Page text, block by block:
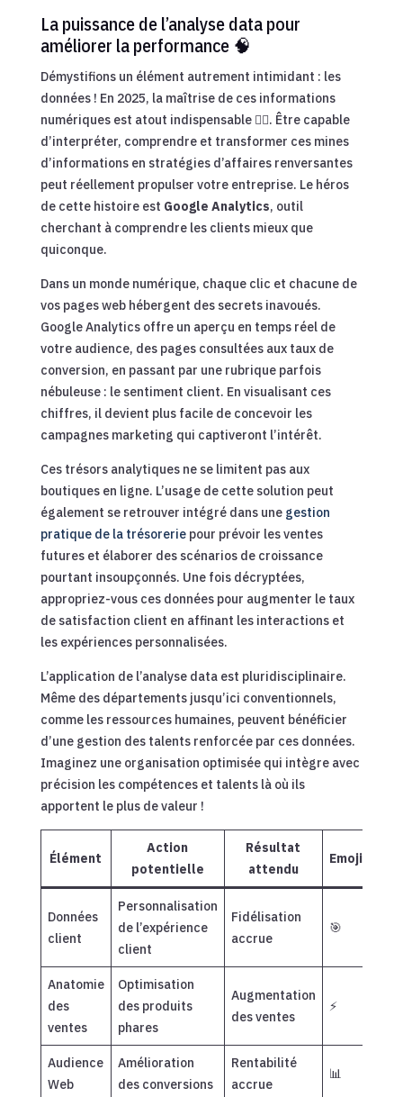
La puissance de l’analyse data pour
améliorer la performance 🧠
Démystifions un élément autrement intimidant : les
données ! En 2025, la maîtrise de ces informations
numériques est atout indispensable 🕵️‍♂️. Être capable
d’interpréter, comprendre et transformer ces mines
d’informations en stratégies d’affaires renversantes
peut réellement propulser votre entreprise. Le héros
de cette histoire est Google Analytics, outil
cherchant à comprendre les clients mieux que
quiconque.
Dans un monde numérique, chaque clic et chacune de
vos pages web hébergent des secrets inavoués.
Google Analytics offre un aperçu en temps réel de
votre audience, des pages consultées aux taux de
conversion, en passant par une rubrique parfois
nébuleuse : le sentiment client. En visualisant ces
chiffres, il devient plus facile de concevoir les
campagnes marketing qui captiveront l’intérêt.
Ces trésors analytiques ne se limitent pas aux
boutiques en ligne. L’usage de cette solution peut
également se retrouver intégré dans une gestion
pratique de la trésoreriepour prévoir les ventes
futures et élaborer des scénarios de croissance
pourtant insoupçonnés. Une fois décryptées,
appropriez-vous ces données pour augmenter le taux
de satisfaction client en affinant les interactions et
les expériences personnalisées.
L’application de l’analyse data est pluridisciplinaire.
Même des départements jusqu’ici conventionnels,
comme les ressources humaines, peuvent bénéficier
d’une gestion des talents renforcée par ces données.
Imaginez une organisation optimisée qui intègre avec
précision les compétences et talents là où ils
apportent le plus de valeur !
Élément
Action
potentielle
Résultat
attendu
Emojis
Données
client
Personnalisation
de l’expérience
client
Fidélisation
accrue
🎯
Anatomie
des
ventes
Optimisation
des produits
phares
Augmentation
des ventes
⚡
Audience
Web
Amélioration
des conversions
Rentabilité
accrue
📊